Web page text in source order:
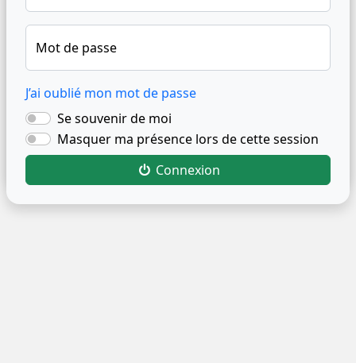
Mot de passe
J’ai oublié mon mot de passe
Se souvenir de moi
Masquer ma présence lors de cette session
Connexion